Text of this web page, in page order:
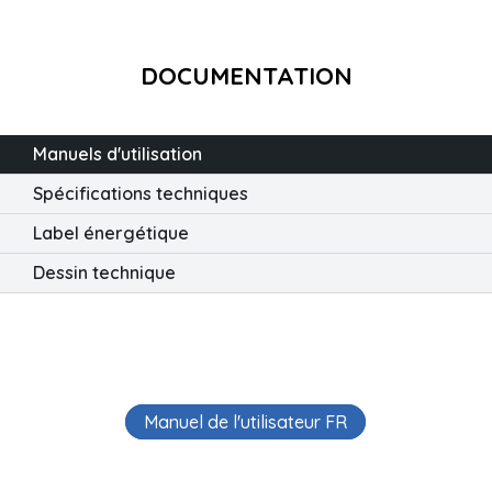
DOCUMENTATION
Manuels d'utilisation
Spécifications techniques
Label énergétique
Dessin technique
Manuel de l'utilisateur FR